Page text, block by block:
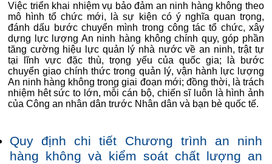
Việc triển khai nhiệm vụ bảo đảm an ninh hàng không theo
mô hình tổ chức mới, là sự kiện có ý nghĩa quan trọng,
đánh dấu bước chuyển mình trong công tác tổ chức, xây
dựng lực lượng An ninh hàng không chính quy, góp phần
tăng cường hiệu lực quản lý nhà nước về an ninh, trật tự
tại lĩnh vực đặc thù, trọng yếu của quốc gia; là bước
chuyển giao chính thức trong quản lý, vận hành lực lượng
An ninh hàng không trong giai đoạn mới; đồng thời, là trách
nhiệm hêt sức to lớn, mỗi cán bộ, chiến sĩ luôn là hình ảnh
của Công an nhân dân trước Nhân dân và bạn bè quốc tế.
Quy định chi tiết Chương trình an ninh
hàng không và kiểm soát chất lượng an